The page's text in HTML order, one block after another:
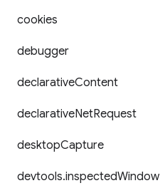
cookies
debugger
declarativeContent
declarativeNetRequest
desktopCapture
devtools.inspectedWindow